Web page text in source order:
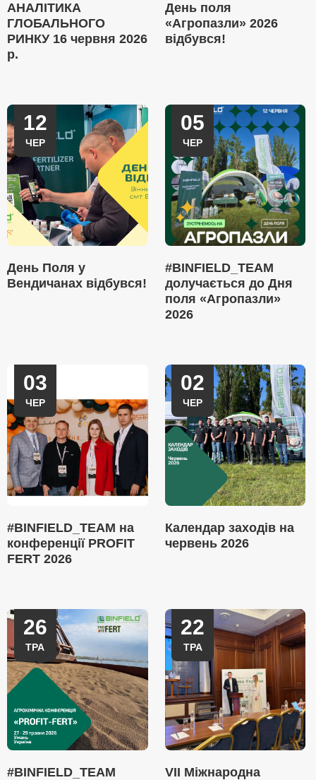
АНАЛІТИКА
ГЛОБАЛЬНОГО
РИНКУ 16 червня 2026
р.
День поля
«Агропазли» 2026
відбувся!
12
ЧЕР
День Поля у
Вендичанах відбувся!
05
ЧЕР
#BINFIELD_TEAM
долучається до Дня
поля «Агропазли»
2026
03
ЧЕР
#BINFIELD_TEAM на
конференції PROFIT
FERT 2026
02
ЧЕР
Календар заходів на
червень 2026
26
ТРА
#BINFIELD_TEAM
22
ТРА
VII Міжнародна